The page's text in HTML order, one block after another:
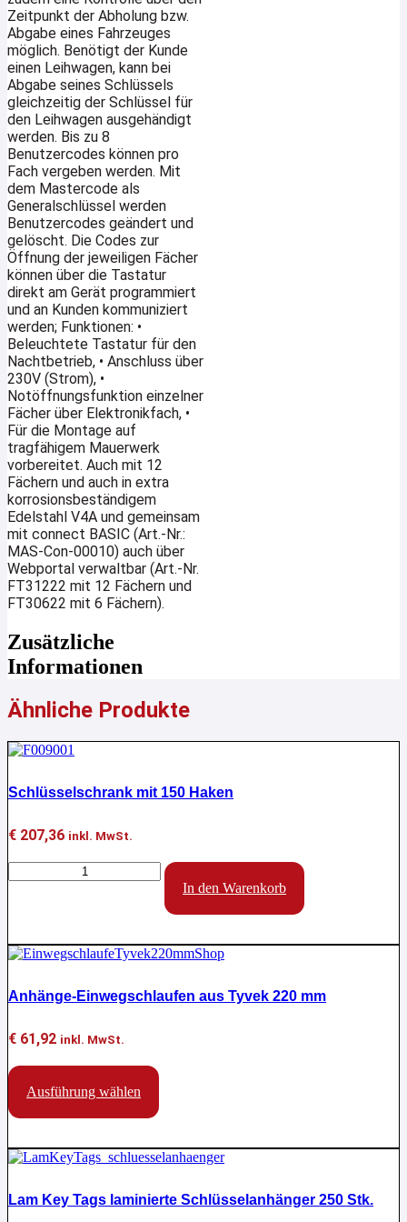
Zeitpunkt der Abholung bzw.
Abgabe eines Fahrzeuges
möglich. Benötigt der Kunde
einen Leihwagen, kann bei
Abgabe seines Schlüssels
gleichzeitig der Schlüssel für
den Leihwagen ausgehändigt
werden. Bis zu 8
Benutzercodes können pro
Fach vergeben werden. Mit
dem Mastercode als
Generalschlüssel werden
Benutzercodes geändert und
gelöscht. Die Codes zur
Öffnung der jeweiligen Fächer
können über die Tastatur
direkt am Gerät programmiert
und an Kunden kommuniziert
werden; Funktionen: •
Beleuchtete Tastatur für den
Nachtbetrieb, • Anschluss über
230V (Strom), •
Notöffnungsfunktion einzelner
Fächer über Elektronikfach, •
Für die Montage auf
tragfähigem Mauerwerk
vorbereitet. Auch mit 12
Fächern und auch in extra
korrosionsbeständigem
Edelstahl V4A und gemeinsam
mit connect BASIC (Art.-Nr.:
MAS-Con-00010) auch über
Webportal verwaltbar (Art.-Nr.
FT31222 mit 12 Fächern und
FT30622 mit 6 Fächern).
Zusätzliche
Informationen
Ähnliche Produkte
Schlüsselschrank mit 150 Haken
€ 207,36 inkl. MwSt.
Schlüsselschrank
mit
In den Warenkorb
Anhänge-Einwegschlaufen aus Tyvek 220 mm
€ 61,92 inkl. MwSt.
Ausführung wählen
Dieses
weist
auf.
können
Lam Key Tags laminierte Schlüsselanhänger 250 Stk.